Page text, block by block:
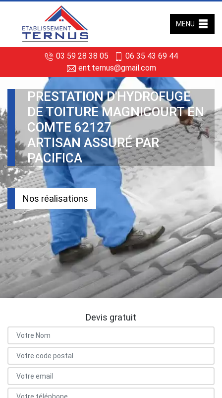
03 59 28 38 05
06 35 43 69 44
ent.ternus@gmail.com
MENU
PRESTATION D'HYDROFUGE
DE TOITURE MAGNICOURT EN
COMTE 62127
ARTISAN ASSURÉ PAR
PACIFICA
Nos réalisations
Devis gratuit